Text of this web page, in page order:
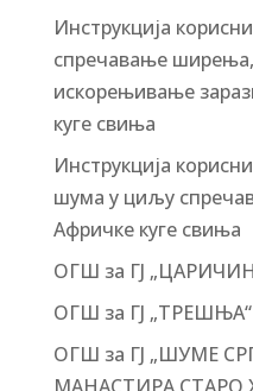
Инструкција
спречавање
искорењивање
куге свиња
Инструкција
шума у циљу
Афричке куге свиња
ОГШ за ГЈ
ОГШ за ГЈ „ТРЕШЊА“
ОГШ за ГЈ „ШУМЕ